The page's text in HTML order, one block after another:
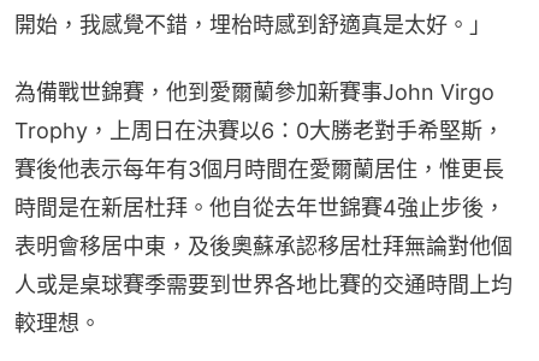
開始，我感覺不錯，埋枱時感到舒適真是太好。」
為備戰世錦賽，他到愛爾蘭參加新賽事John Virgo
Trophy，上周日在決賽以6：0大勝老對手希堅斯，
賽後他表示每年有3個月時間在愛爾蘭居住，惟更長
時間是在新居杜拜。他自從去年世錦賽4強止步後，
表明會移居中東，及後奧蘇承認移居杜拜無論對他個
人或是桌球賽季需要到世界各地比賽的交通時間上均
較理想。